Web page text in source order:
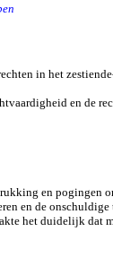
in het
en de
en pogingen
en de
het duidelijk dat